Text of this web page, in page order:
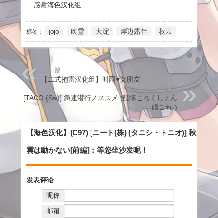
感谢海色汉化组
标签： jojo 吹雪 大淀 岸边露伴 秋云
上一篇
【二式抱雷汉化组】时雨♥女朋友
下一篇
(C89) [TACO (Sw)] 急速潜行ノススメ (艦隊これくしょん
-艦これ-)
【海色汉化】(C97) [ニート(株) (タニシ・トニオ)] 秋
雲は動かない[前編]：等您坐沙发呢！
发表评论
昵称
邮箱